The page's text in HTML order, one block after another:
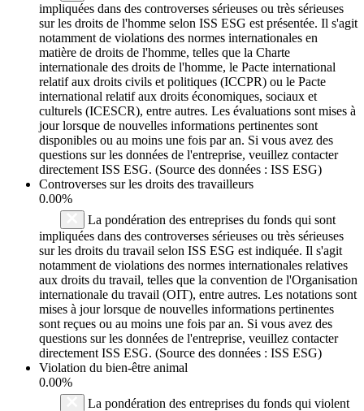
impliquées dans des controverses sérieuses ou très sérieuses
sur les droits de l'homme selon ISS ESG est présentée. Il s'agit
notamment de violations des normes internationales en
matière de droits de l'homme, telles que la Charte
internationale des droits de l'homme, le Pacte international
relatif aux droits civils et politiques (ICCPR) ou le Pacte
international relatif aux droits économiques, sociaux et
culturels (ICESCR), entre autres. Les évaluations sont mises à
jour lorsque de nouvelles informations pertinentes sont
disponibles ou au moins une fois par an. Si vous avez des
questions sur les données de l'entreprise, veuillez contacter
directement ISS ESG. (Source des données : ISS ESG)
Controverses sur les droits des travailleurs
0.00%
La pondération des entreprises du fonds qui sont
impliquées dans des controverses sérieuses ou très sérieuses
sur les droits du travail selon ISS ESG est indiquée. Il s'agit
notamment de violations des normes internationales relatives
aux droits du travail, telles que la convention de l'Organisation
internationale du travail (OIT), entre autres. Les notations sont
mises à jour lorsque de nouvelles informations pertinentes
sont reçues ou au moins une fois par an. Si vous avez des
questions sur les données de l'entreprise, veuillez contacter
directement ISS ESG. (Source des données : ISS ESG)
Violation du bien-être animal
0.00%
La pondération des entreprises du fonds qui violent